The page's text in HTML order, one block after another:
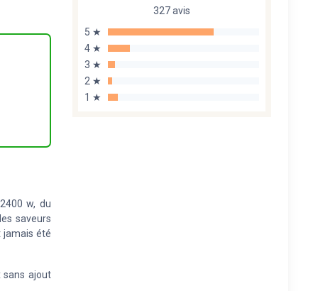
327 avis
5 ★
4 ★
3 ★
2 ★
1 ★
w, du
saveurs
jamais été
sans ajout